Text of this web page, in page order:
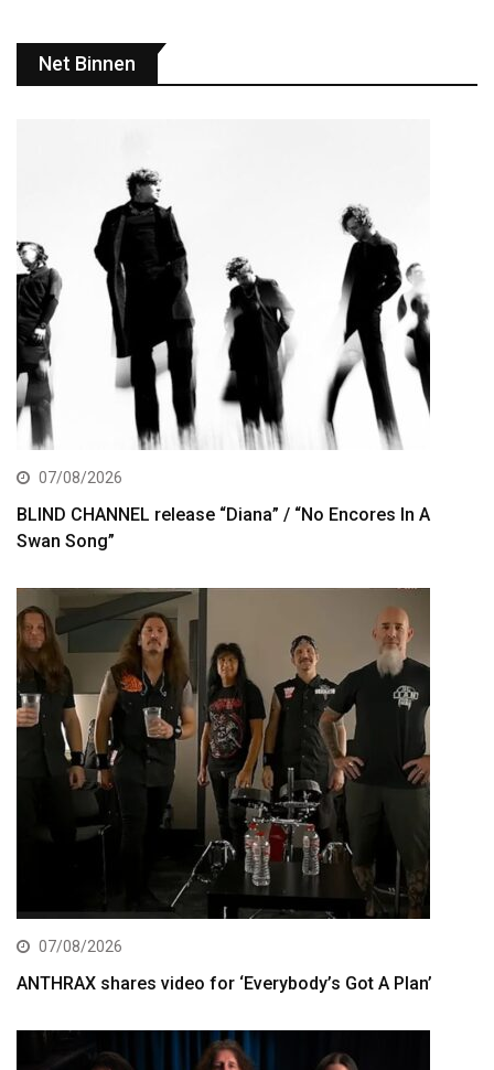
Net Binnen
07/08/2026
BLIND CHANNEL release “Diana” / “No Encores In A
Swan Song”
07/08/2026
ANTHRAX shares video for ‘Everybody’s Got A Plan’